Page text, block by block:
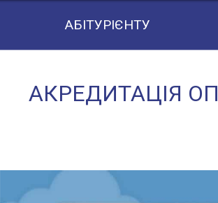
АБІТУРІЄНТУ
АКРЕДИТАЦІЯ ОП